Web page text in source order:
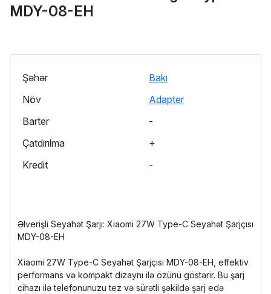
MDY-08-EH
Şəhər
Bakı
Növ
Adapter
Barter
-
Çatdırılma
+
Kredit
-
Əlverişli Seyahət Şarjı: Xiaomi 27W Type-C Seyahət Şarjçısı
MDY-08-EH
Xiaomi 27W Type-C Seyahət Şarjçısı MDY-08-EH, effektiv
performans və kompakt dizaynı ilə özünü göstərir. Bu şarj
cihazı ilə telefonunuzu tez və sürətli şəkildə şarj edə